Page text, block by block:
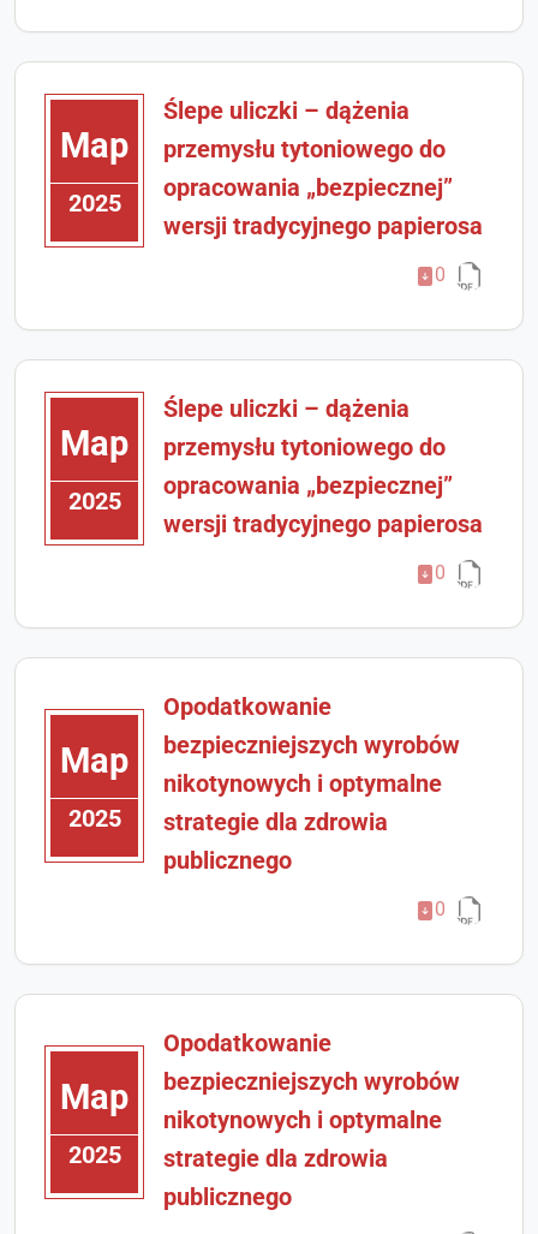
Мар
2025
Ślepe uliczki – dążenia
przemysłu tytoniowego do
opracowania „bezpiecznej”
wersji tradycyjnego papierosa
0
Мар
2025
Ślepe uliczki – dążenia
przemysłu tytoniowego do
opracowania „bezpiecznej”
wersji tradycyjnego papierosa
0
Мар
2025
Opodatkowanie
bezpieczniejszych wyrobów
nikotynowych i optymalne
strategie dla zdrowia
publicznego
0
Мар
2025
Opodatkowanie
bezpieczniejszych wyrobów
nikotynowych i optymalne
strategie dla zdrowia
publicznego